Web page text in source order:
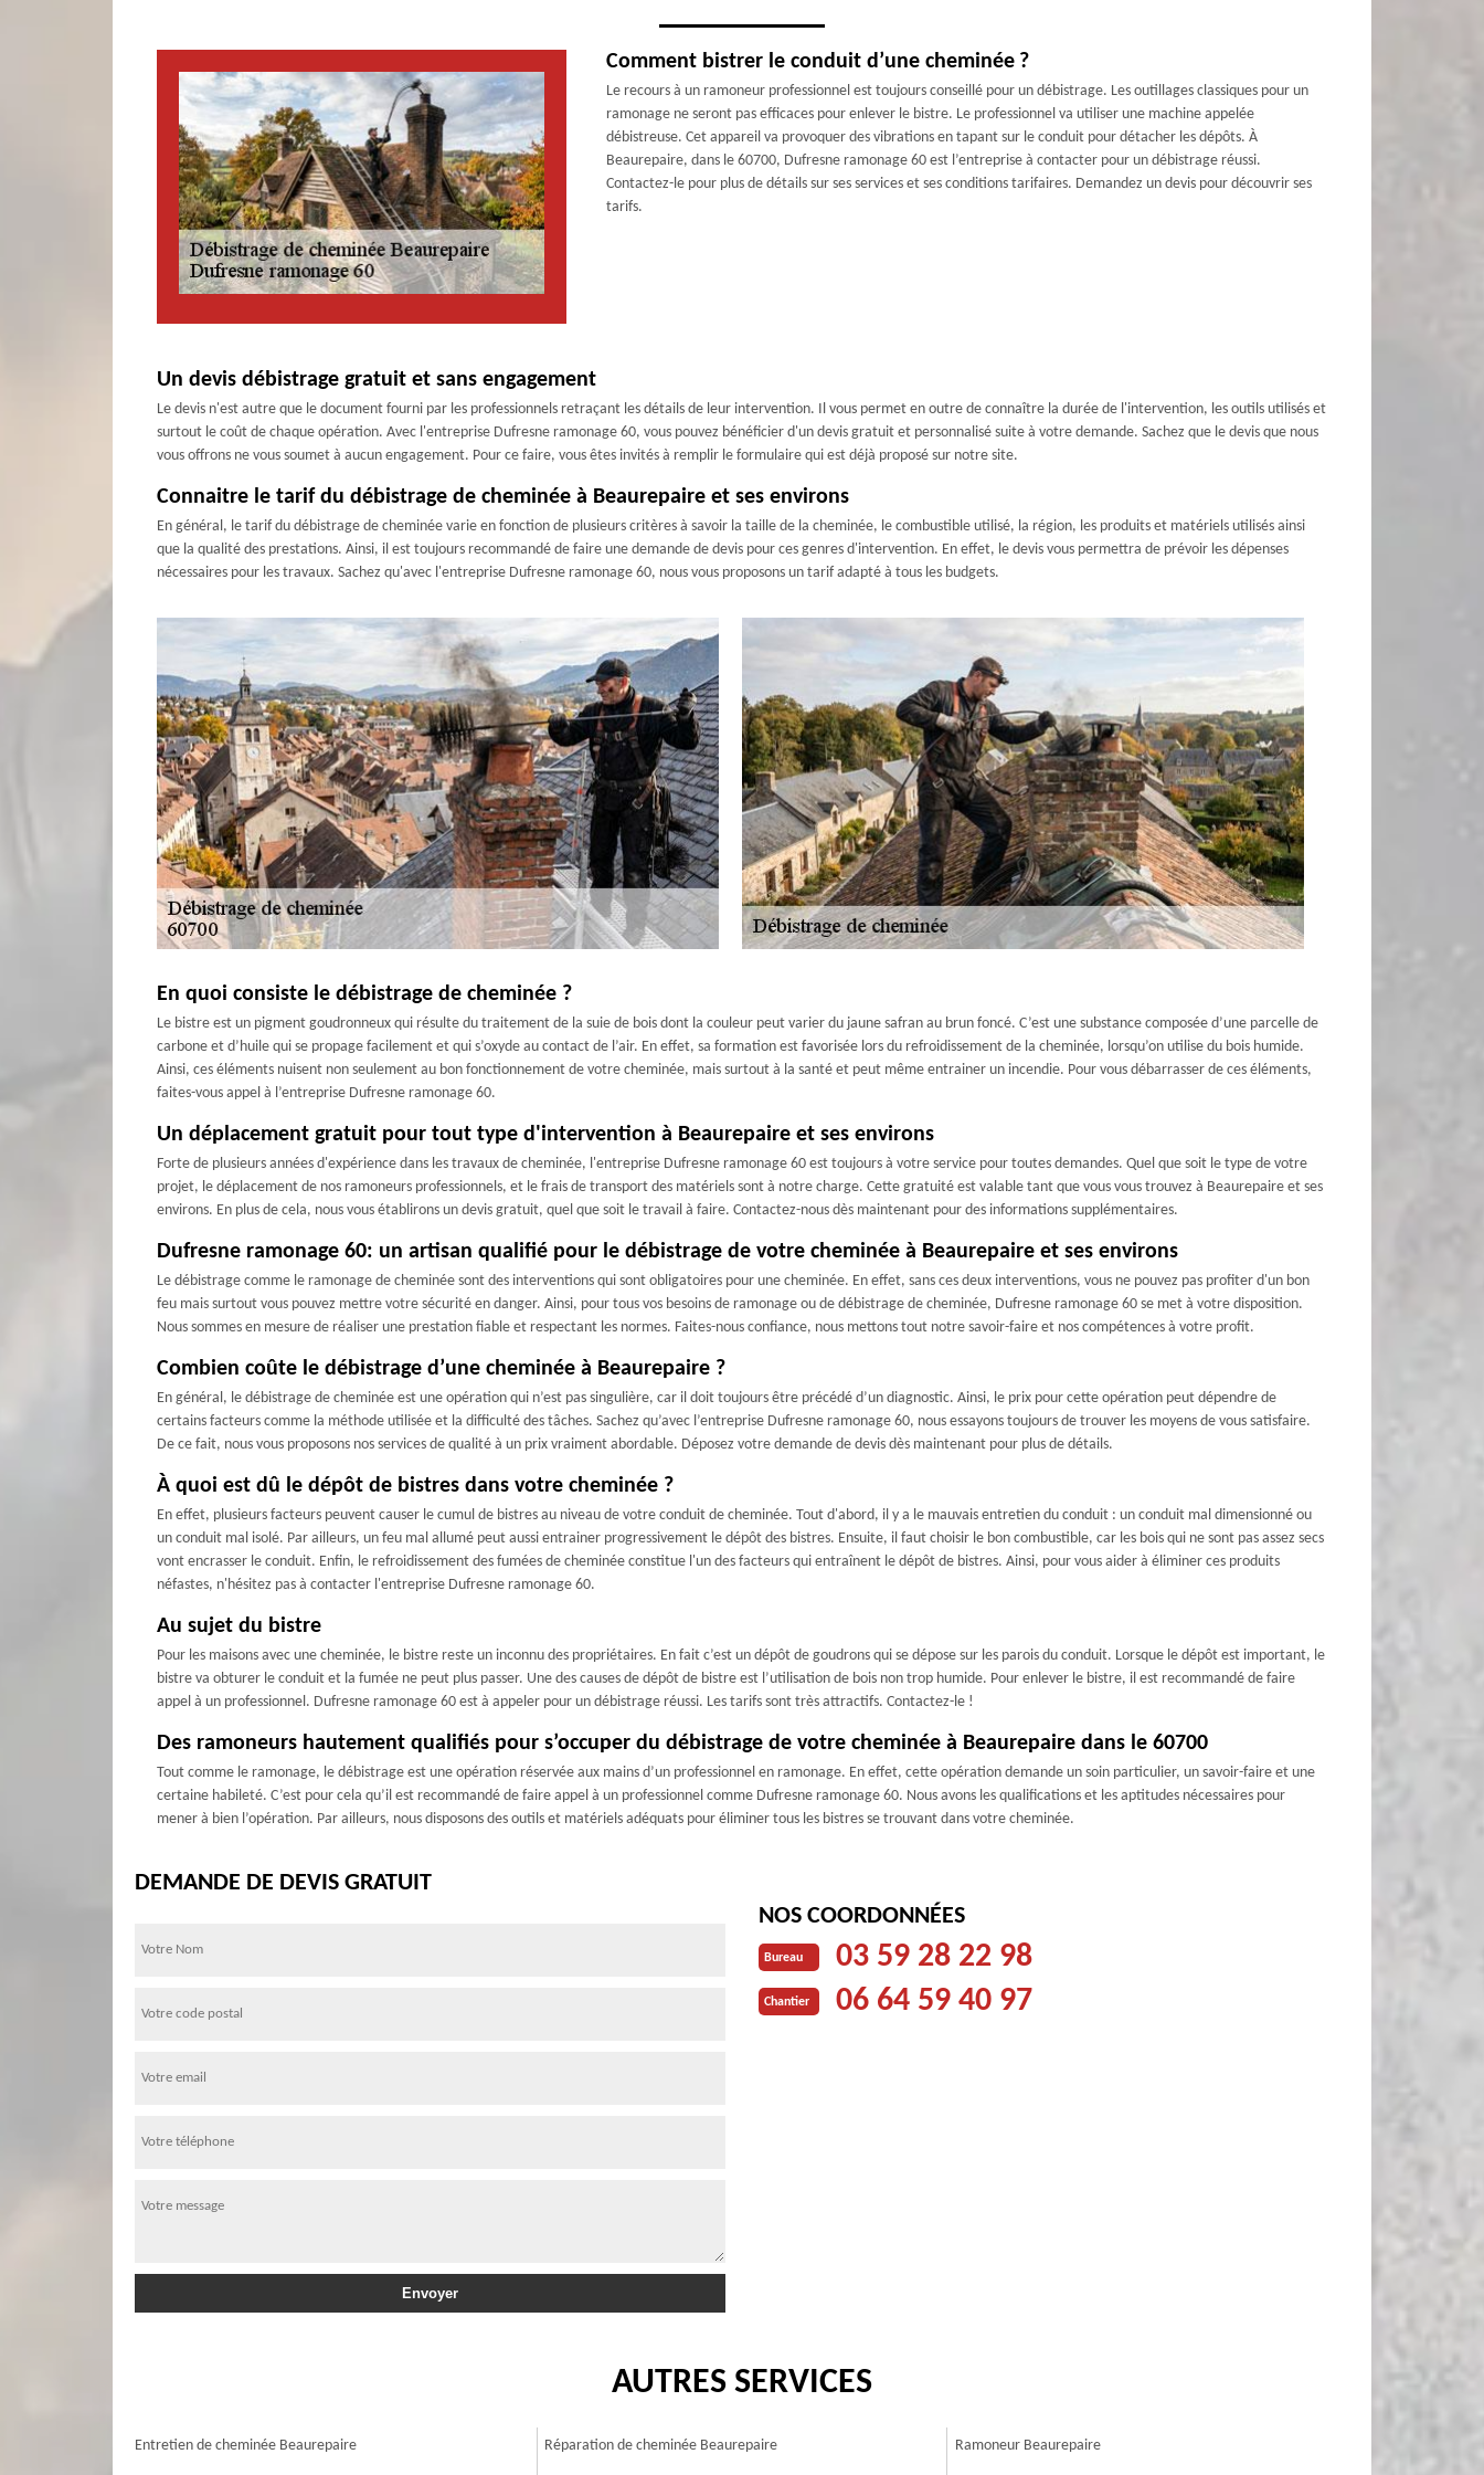
Comment bistrer le conduit d’une cheminée ?
Le recours à un ramoneur professionnel est toujours conseillé pour un débistrage. Les outillages classiques pour un
ramonage ne seront pas efficaces pour enlever le bistre. Le professionnel va utiliser une machine appelée
débistreuse. Cet appareil va provoquer des vibrations en tapant sur le conduit pour détacher les dépôts. À
Beaurepaire, dans le 60700, Dufresne ramonage 60 est l’entreprise à contacter pour un débistrage réussi.
Contactez-le pour plus de détails sur ses services et ses conditions tarifaires. Demandez un devis pour découvrir ses
tarifs.
Un devis débistrage gratuit et sans engagement
Le devis n'est autre que le document fourni par les professionnels retraçant les détails de leur intervention. Il vous permet en outre de connaître la durée de l'intervention, les outils utilisés et
surtout le coût de chaque opération. Avec l'entreprise Dufresne ramonage 60, vous pouvez bénéficier d'un devis gratuit et personnalisé suite à votre demande. Sachez que le devis que nous
vous offrons ne vous soumet à aucun engagement. Pour ce faire, vous êtes invités à remplir le formulaire qui est déjà proposé sur notre site.
Connaitre le tarif du débistrage de cheminée à Beaurepaire et ses environs
En général, le tarif du débistrage de cheminée varie en fonction de plusieurs critères à savoir la taille de la cheminée, le combustible utilisé, la région, les produits et matériels utilisés ainsi
que la qualité des prestations. Ainsi, il est toujours recommandé de faire une demande de devis pour ces genres d'intervention. En effet, le devis vous permettra de prévoir les dépenses
nécessaires pour les travaux. Sachez qu'avec l'entreprise Dufresne ramonage 60, nous vous proposons un tarif adapté à tous les budgets.
En quoi consiste le débistrage de cheminée ?
Le bistre est un pigment goudronneux qui résulte du traitement de la suie de bois dont la couleur peut varier du jaune safran au brun foncé. C’est une substance composée d’une parcelle de
carbone et d’huile qui se propage facilement et qui s’oxyde au contact de l’air. En effet, sa formation est favorisée lors du refroidissement de la cheminée, lorsqu’on utilise du bois humide.
Ainsi, ces éléments nuisent non seulement au bon fonctionnement de votre cheminée, mais surtout à la santé et peut même entrainer un incendie. Pour vous débarrasser de ces éléments,
faites-vous appel à l’entreprise Dufresne ramonage 60.
Un déplacement gratuit pour tout type d'intervention à Beaurepaire et ses environs
Forte de plusieurs années d'expérience dans les travaux de cheminée, l'entreprise Dufresne ramonage 60 est toujours à votre service pour toutes demandes. Quel que soit le type de votre
projet, le déplacement de nos ramoneurs professionnels, et le frais de transport des matériels sont à notre charge. Cette gratuité est valable tant que vous vous trouvez à Beaurepaire et ses
environs. En plus de cela, nous vous établirons un devis gratuit, quel que soit le travail à faire. Contactez-nous dès maintenant pour des informations supplémentaires.
Dufresne ramonage 60: un artisan qualifié pour le débistrage de votre cheminée à Beaurepaire et ses environs
Le débistrage comme le ramonage de cheminée sont des interventions qui sont obligatoires pour une cheminée. En effet, sans ces deux interventions, vous ne pouvez pas profiter d'un bon
feu mais surtout vous pouvez mettre votre sécurité en danger. Ainsi, pour tous vos besoins de ramonage ou de débistrage de cheminée, Dufresne ramonage 60 se met à votre disposition.
Nous sommes en mesure de réaliser une prestation fiable et respectant les normes. Faites-nous confiance, nous mettons tout notre savoir-faire et nos compétences à votre profit.
Combien coûte le débistrage d’une cheminée à Beaurepaire ?
En général, le débistrage de cheminée est une opération qui n’est pas singulière, car il doit toujours être précédé d’un diagnostic. Ainsi, le prix pour cette opération peut dépendre de
certains facteurs comme la méthode utilisée et la difficulté des tâches. Sachez qu’avec l’entreprise Dufresne ramonage 60, nous essayons toujours de trouver les moyens de vous satisfaire.
De ce fait, nous vous proposons nos services de qualité à un prix vraiment abordable. Déposez votre demande de devis dès maintenant pour plus de détails.
À quoi est dû le dépôt de bistres dans votre cheminée ?
En effet, plusieurs facteurs peuvent causer le cumul de bistres au niveau de votre conduit de cheminée. Tout d'abord, il y a le mauvais entretien du conduit : un conduit mal dimensionné ou
un conduit mal isolé. Par ailleurs, un feu mal allumé peut aussi entrainer progressivement le dépôt des bistres. Ensuite, il faut choisir le bon combustible, car les bois qui ne sont pas assez secs
vont encrasser le conduit. Enfin, le refroidissement des fumées de cheminée constitue l'un des facteurs qui entraînent le dépôt de bistres. Ainsi, pour vous aider à éliminer ces produits
néfastes, n'hésitez pas à contacter l'entreprise Dufresne ramonage 60.
Au sujet du bistre
Pour les maisons avec une cheminée, le bistre reste un inconnu des propriétaires. En fait c’est un dépôt de goudrons qui se dépose sur les parois du conduit. Lorsque le dépôt est important, le
bistre va obturer le conduit et la fumée ne peut plus passer. Une des causes de dépôt de bistre est l’utilisation de bois non trop humide. Pour enlever le bistre, il est recommandé de faire
appel à un professionnel. Dufresne ramonage 60 est à appeler pour un débistrage réussi. Les tarifs sont très attractifs. Contactez-le !
Des ramoneurs hautement qualifiés pour s’occuper du débistrage de votre cheminée à Beaurepaire dans le 60700
Tout comme le ramonage, le débistrage est une opération réservée aux mains d’un professionnel en ramonage. En effet, cette opération demande un soin particulier, un savoir-faire et une
certaine habileté. C’est pour cela qu’il est recommandé de faire appel à un professionnel comme Dufresne ramonage 60. Nous avons les qualifications et les aptitudes nécessaires pour
mener à bien l’opération. Par ailleurs, nous disposons des outils et matériels adéquats pour éliminer tous les bistres se trouvant dans votre cheminée.
DEMANDE DE DEVIS GRATUIT
NOS COORDONNÉES
Bureau 03 59 28 22 98
Chantier 06 64 59 40 97
AUTRES SERVICES
Entretien de cheminée Beaurepaire Réparation de cheminée Beaurepaire Ramoneur Beaurepaire